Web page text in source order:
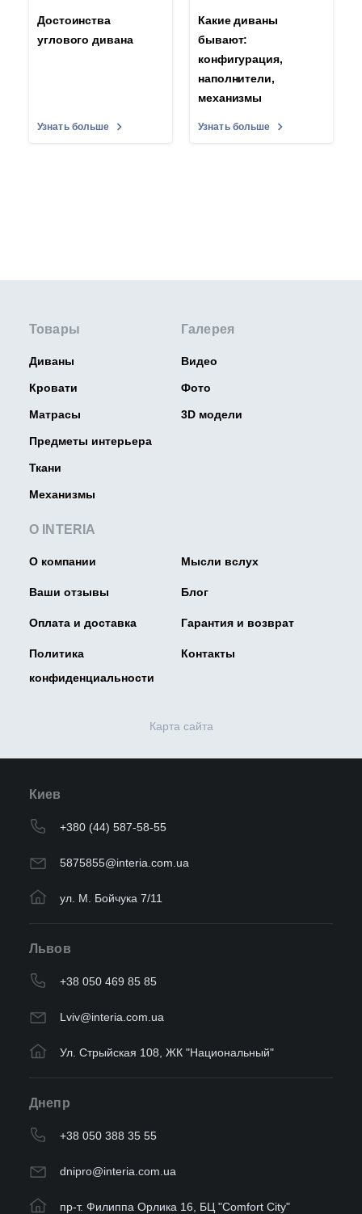
Достоинства
углового дивана
Узнать больше
Какие диваны
бывают:
конфигурация,
наполнители,
механизмы
Узнать больше
Товары
Диваны
Кровати
Матрасы
Предметы интерьера
Ткани
Механизмы
О INTERIA
О компании Мысли вслух
Ваши отзывы Блог
Оплата и доставка Гарантия и возврат
Политика
конфиденциальности
Контакты
Галерея
Видео
Фото
3D модели
Карта сайта
Киев
+380 (44) 587-58-55
5875855@interia.com.ua
ул. М. Бойчука 7/11
Львов
+38 050 469 85 85
Lviv@interia.com.ua
Ул. Стрыйская 108, ЖК "Национальный"
Днепр
+38 050 388 35 55
dnipro@interia.com.ua
пр-т. Филиппа Орлика 16, БЦ "Comfort City"